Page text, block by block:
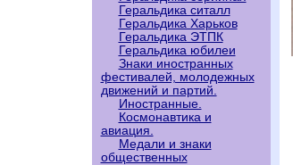
Геральдика ситалл
Геральдика Харьков
Геральдика ЭТПК
Геральдика юбилеи
Знаки иностранных
фестивалей, молодежных
движений и партий.
Иностранные.
Космонавтика и
авиация.
Медали и знаки
общественных